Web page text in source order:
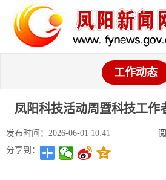
工作动态
凤阳科技活动周暨科技工作
发布时间：2026-06-01 10:41
分享到：